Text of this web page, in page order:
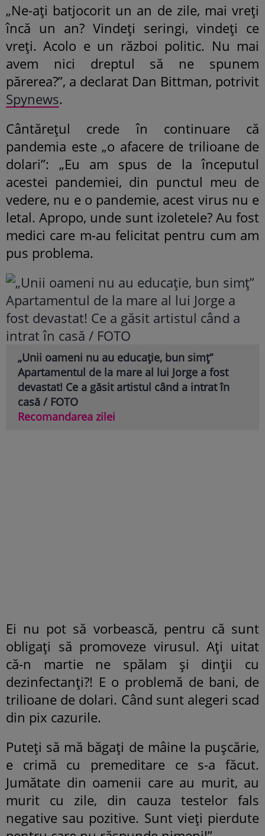
„Ne-ați batjocorit un an de zile, mai vreți
încă un an? Vindeți seringi, vindeți ce
vreți. Acolo e un război politic. Nu mai
avem nici dreptul să ne spunem
părerea?”, a declarat Dan Bittman, potrivit
Spynews.
Cântărețul crede în continuare că
pandemia este „o afacere de trilioane de
dolari”: „Eu am spus de la începutul
acestei pandemiei, din punctul meu de
vedere, nu e o pandemie, acest virus nu e
letal. Apropo, unde sunt izoletele? Au fost
medici care m-au felicitat pentru cum am
pus problema.
„Unii oameni nu au educație, bun simț”
Apartamentul de la mare al lui Jorge a fost
devastat! Ce a găsit artistul când a intrat în
casă / FOTO
Recomandarea zilei
Ei nu pot să vorbească, pentru că sunt
obligați să promoveze virusul. Ați uitat
că-n martie ne spălam și dinții cu
dezinfectanți?! E o problemă de bani, de
trilioane de dolari. Când sunt alegeri scad
din pix cazurile.
Puteți să mă băgați de mâine la pușcărie,
e crimă cu premeditare ce s-a făcut.
Jumătate din oamenii care au murit, au
murit cu zile, din cauza testelor fals
negative sau pozitive. Sunt vieți pierdute